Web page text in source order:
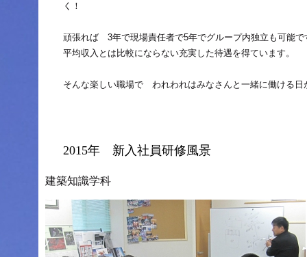
く！
頑張れば 3年で現場責任者で5年でグループ内独立も可
平均収入とは比較にならない充実した待遇を得ています
そんな楽しい職場で われわれはみなさんと一緒に働ける日
2015年 新入社員研修風景
建築知識学科